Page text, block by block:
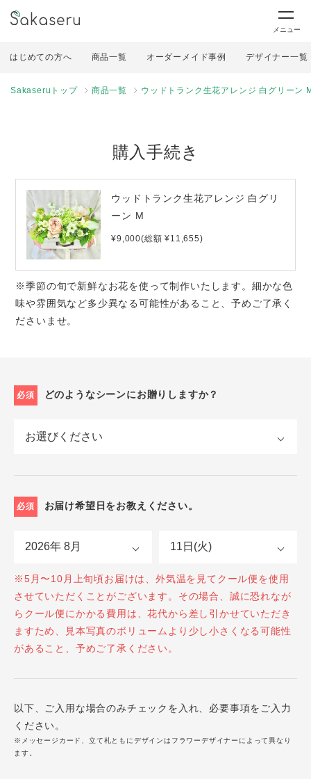
メニュー
はじめての方へ 商品一覧 オーダーメイド事例 デザイナー一覧
Sakaseruトップ 商品一覧 ウッドトランク生花アレンジ 白グリーン
購入手続き
ウッドトランク生花アレンジ 白グリ
ーン M
¥9,000(総額 ¥11,655)
※季節の旬で新鮮なお花を使って制作いたします。細かな色
味や雰囲気など多少異なる可能性があること、予めご了承く
ださいませ。
必須 どのようなシーンにお贈りしますか？
必須 お届け希望日をお教えください。
※5月〜10月上旬頃お届けは、外気温を見てクール便を使用
させていただくことがございます。その場合、誠に恐れなが
らクール便にかかる費用は、花代から差し引かせていただき
ますため、見本写真のボリュームより少し小さくなる可能性
があること、予めご了承ください。
以下、ご入用な場合のみチェックを入れ、必要事項をご入力
ください。
※メッセージカード、立て札ともにデザインはフラワーデザイナーによって異なり
ます。